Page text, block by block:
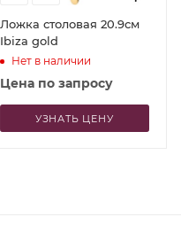
Ложка столовая 20.9см
Ibiza gold
Нет в наличии
Цена по запросу
УЗНАТЬ ЦЕНУ